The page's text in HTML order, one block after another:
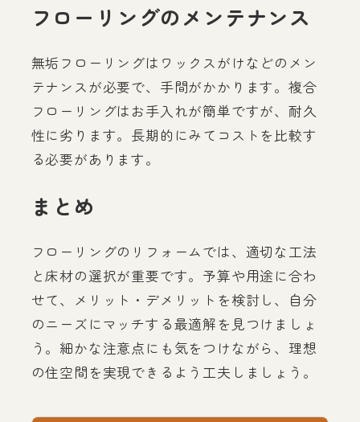
フローリングのメンテナンス
無垢フローリングはワックスがけなどのメン
テナンスが必要で、手間がかかります。複合
フローリングはお手入れが簡単ですが、耐久
性に劣ります。長期的にみてコストを比較す
る必要があります。
まとめ
フローリングのリフォームでは、適切な工法
と床材の選択が重要です。予算や用途に合わ
せて、メリット・デメリットを検討し、自分
のニーズにマッチする最適解を見つけましょ
う。細かな注意点にも気をつけながら、理想
の住空間を実現できるよう工夫しましょう。